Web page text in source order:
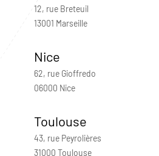
12, rue Breteuil
13001 Marseille
Nice
62, rue Gioffredo
06000 Nice
Toulouse
43, rue Peyrolières
31000 Toulouse